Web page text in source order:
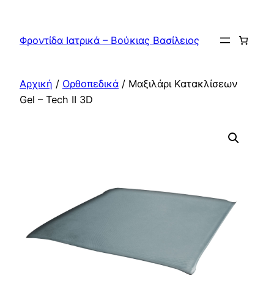
περιεχόμενο
Φροντίδα Ιατρικά – Βούκιας Βασίλειος
Αρχική / Ορθοπεδικά / Μαξιλάρι Κατακλίσεων
Gel – Tech II 3D